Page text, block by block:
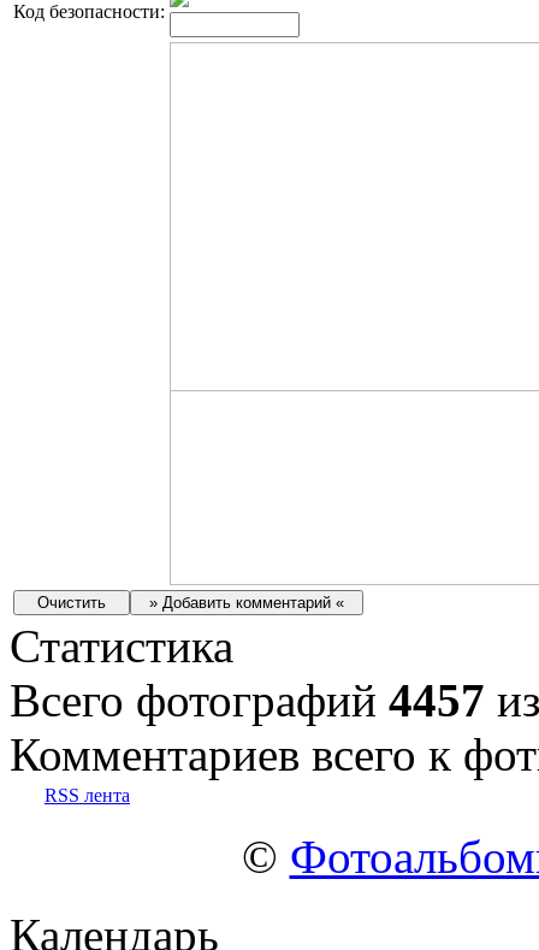
Код безопасности:
Статистика
Всего фотографий 4457
Комментариев всего к
RSS лента
©
Календарь